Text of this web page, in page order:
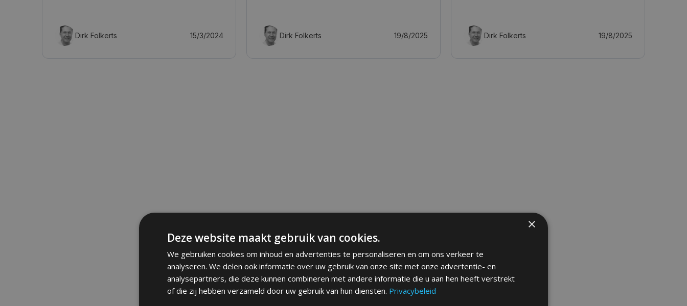
Dirk Folkerts 15/3/2024 Dirk Folkerts 19/8/2025 Dirk Folkerts 19/8/2025
×
Deze website maakt gebruik van cookies.
We gebruiken cookies om inhoud en advertenties te personaliseren en om ons verkeer te
analyseren. We delen ook informatie over uw gebruik van onze site met onze advertentie- en
analysepartners, die deze kunnen combineren met andere informatie die u aan hen heeft verstrekt
of die zij hebben verzameld door uw gebruik van hun diensten. Privacybeleid